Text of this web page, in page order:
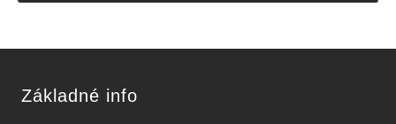
Základné info